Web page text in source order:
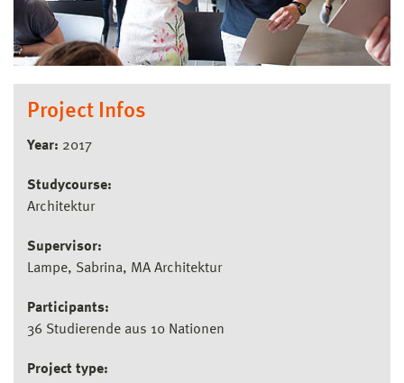
Project Infos
Year: 2017
Studycourse:
Architektur
Supervisor:
Lampe, Sabrina, MA Architektur
Participants:
36 Studierende aus 10 Nationen
Project type: